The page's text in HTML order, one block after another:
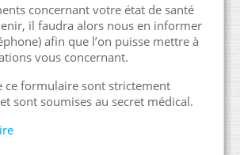
concernant votre état de santé
il faudra alors nous en informer
afin que l’on puisse mettre à
vous concernant.
ce formulaire sont strictement
sont soumises au secret médical.